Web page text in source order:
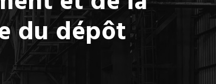
du dépôt